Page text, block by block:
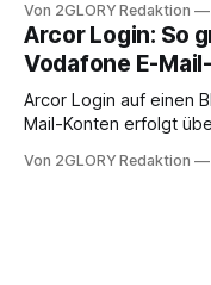
abwesenheiten und
Ihr personal digital zu
erfahren Sie alles, was
brauchen, von der
Von 2GLORY Redaktion
Arcor Login: So
Vodafone E-
Arcor Login auf einen Blick Die Anmeldung für alte
Mail-Konten erfolgt
besitzt, loggt sich
Von 2GLORY Redaktion